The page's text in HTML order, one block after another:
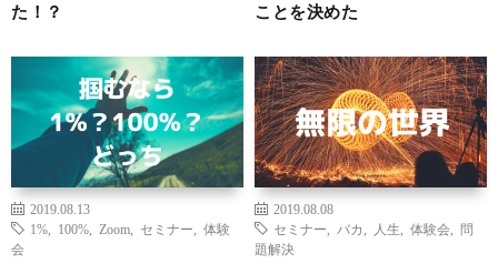
た！？
ことを決めた
2019.08.13
1%
100% Zoom セミナー
体験
会
2019.08.08
セミナー
バカ 人生 体験会
問
題解決